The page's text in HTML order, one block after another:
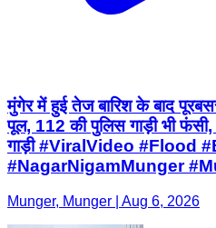
मुंगेर में हुई तेज बारिश के बाद
पूल, 112 की पुलिस गाड़ी भी
गाड़ी #ViralVideo #Flood
#NagarNigamMunger
Munger, Munger | Aug 6, 2026